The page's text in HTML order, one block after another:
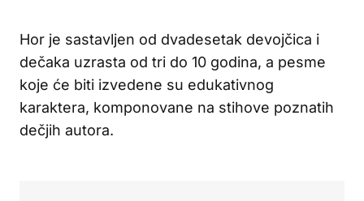
Hor je sastavljen od dvadesetak devojčica i
dečaka uzrasta od tri do 10 godina, a pesme
koje će biti izvedene su edukativnog
karaktera, komponovane na stihove poznatih
dečjih autora.